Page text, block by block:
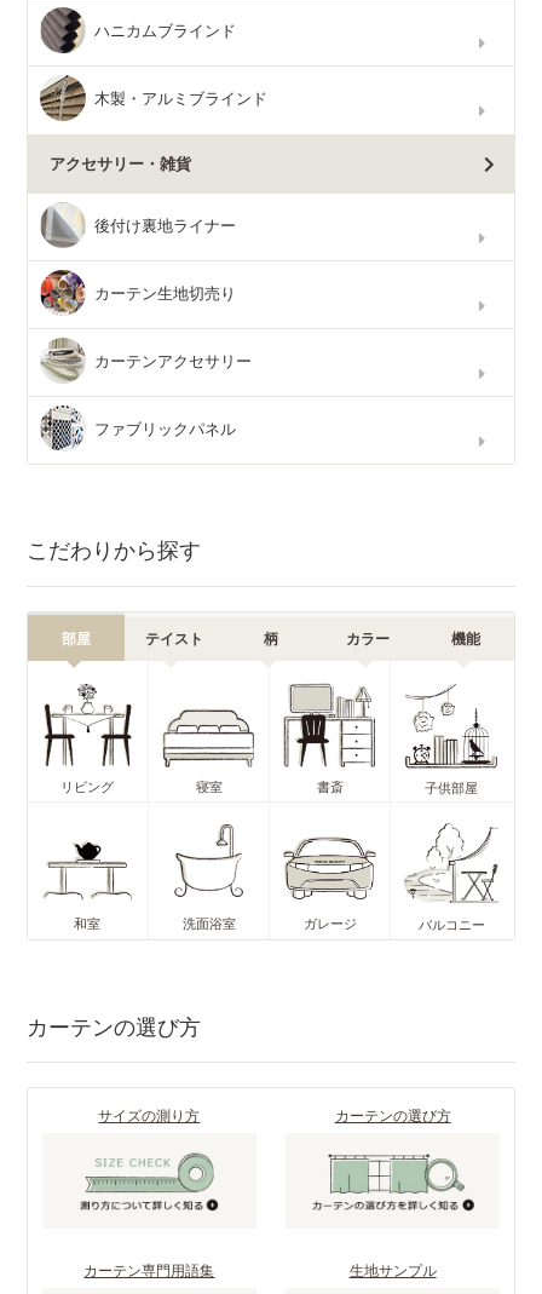
ハニカムブラインド
木製・アルミブラインド
アクセサリー・雑貨
後付け裏地ライナー
カーテン生地切売り
カーテンアクセサリー
ファブリックパネル
こだわりから探す
部屋 テイスト 柄 カラー 機能
リビング 寝室 書斎 子供部屋
和室 洗面浴室 ガレージ バルコニー
カーテンの選び方
サイズの測り方 カーテンの選び方
カーテン専門用語集 生地サンプル